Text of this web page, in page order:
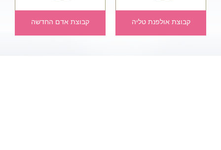
קבוצת אולפנת טליה קבוצת אדם החדשה